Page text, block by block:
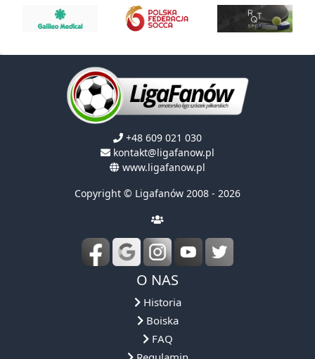
+48 609 021 030
kontakt@ligafanow.pl
www.ligafanow.pl
Copyright © Ligafanów 2008 - 2026
O NAS
Historia
Boiska
FAQ